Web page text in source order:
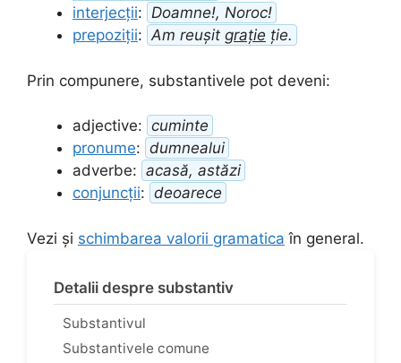
interjecții: Doamne!, Noroc!
prepoziții: Am reușit grație ție.
Prin compunere, substantivele pot deveni:
adjective: cuminte
pronume: dumnealui
adverbe: acasă, astăzi
conjuncții: deoarece
Vezi și schimbarea valorii gramatica în general.
Detalii despre substantiv
Substantivul
Substantivele comune